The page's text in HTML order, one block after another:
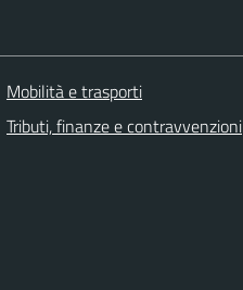
Mobilità e trasporti
Tributi, finanze e contravvenzioni